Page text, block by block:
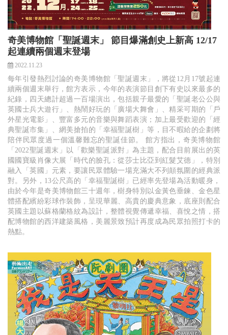
奇美博物館「聖誕週末」 節目爆滿創史上新高 12/17
起連續兩個週末登場
2022.11.23
每年引發熱烈討論的奇美博物館「聖誕週末」，將從12月17號起連
續兩個週末舉行，館方表示，今年的表演節目創下有史以來最多的
紀錄，四天總計超過一百場演出，包括親子最愛的「聖誕老公公與
英國士兵大遊行」、熱鬧好玩的「廣場大舞會」、精采可期的「戶
外星光電影」、豐富多元的音樂與舞蹈表演；加上最受歡迎的「經
典聖誕市集」、網美搶拍的「幸福聖誕樹」等，目不暇給的企劃將
陪伴民眾度過一個溫馨難忘的聖誕佳節。 館方指出，奇美博物館
「2022聖誕週末」以「歡樂聖誕派對」為主題，配合目前展出的英
國國寶級肖像大展「時代的臉孔：從莎士比亞到紅髮艾德」，特別
融入「英國」元素，要讓民眾體驗一場充滿大不列顛氛圍的經典派
對。另外，13公尺高的「幸福聖誕樹」已經率先登場為活動暖身，
由於今年是奇美博物館三十週年，樹身特別以金黃色垂鍊、金色星
體搭配繽紛彩球作裝飾，呈現華麗、高貴的慶典意象，底座則配合
英國主題以蘇格蘭格紋為設計，整體視覺傳遞幸福、喜悅之情，搭
配博物館的西洋建築風格，美麗景致預計再度成為民眾拍照打卡的
熱點。